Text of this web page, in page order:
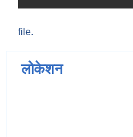
file.
लोकेशन